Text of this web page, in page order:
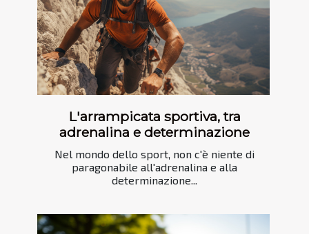
L'arrampicata sportiva, tra
adrenalina e determinazione
Nel mondo dello sport, non c'è niente di
paragonabile all'adrenalina e alla
determinazione...